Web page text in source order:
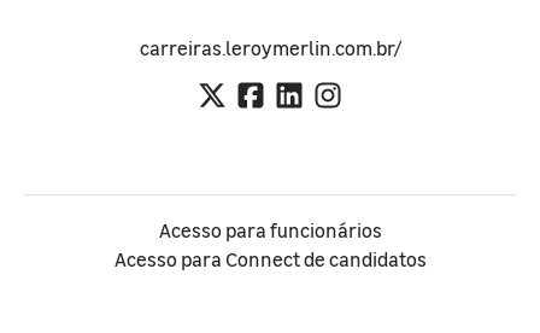
carreiras.leroymerlin.com.br/
Acesso para funcionários
Acesso para Connect de candidatos